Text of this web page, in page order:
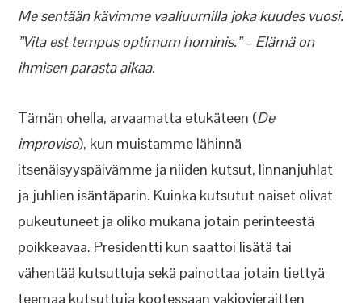
Me sentään kävimme vaaliuurnilla joka kuudes vuosi.
”Vita est tempus optimum hominis.” – Elämä on
ihmisen parasta aikaa.
Tämän ohella, arvaamatta etukäteen (De
improviso), kun muistamme lähinnä
itsenäisyyspäivämme ja niiden kutsut, linnanjuhlat
ja juhlien isäntäparin. Kuinka kutsutut naiset olivat
pukeutuneet ja oliko mukana jotain perinteestä
poikkeavaa. Presidentti kun saattoi lisätä tai
vähentää kutsuttuja sekä painottaa jotain tiettyä
teemaa kutsuttuja kootessaan vakiovieraitten